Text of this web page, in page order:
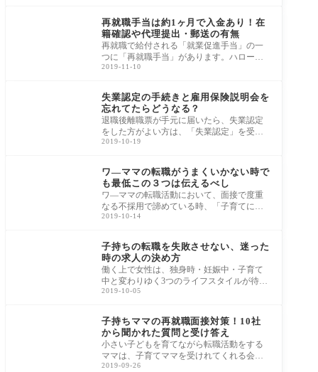
再就職手当は約1ヶ月で入金あり！在
籍確認や代理提出・郵送の有無
再就職で給付される「就業促進手当」の一
つに「再就職手当」があります。ハローワ
ーク求人とハローワーク求人以外では再就
2019-11-10
失業認定の手続きと雇用保険説明会を
忘れてたらどうなる？
退職後離職票が手元に届いたら、失業認定
をした方がよい方は、「失業認定」を受け
るために最寄りのハローワークに手続きに
2019-10-19
ワ―ママの転職がうまくいかない時で
も最低この３つは伝えるべし
ワ―ママの転職活動において、面接で度重
なる不採用で諦めている時、「子育てに協
力的で理解がある会社」「子育てするママ
2019-10-14
子持ちの転職を失敗させない、迷った
時の求人の決め方
働く上で女性は、独身時・妊娠中・子育て
中と変わりゆく3つのライフスタイルが待ち
構えています。今回の記事は、子育中もし
2019-10-05
子持ちママの再就職面接対策！10社
から聞かれた質問と受け答え
小さい子どもを育てながら転職活動をする
ママは、子育てママを受けれてくれる会社
を探すのに一苦労です。子どもが健康で、
2019-09-26